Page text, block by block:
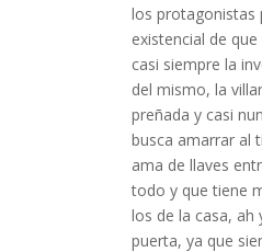
los protagonistas
existencial de
casi siempre la
del mismo, la
preñada y casi
busca amarrar al
ama de llaves
todo y que tiene
los de la casa, ah
puerta, ya que